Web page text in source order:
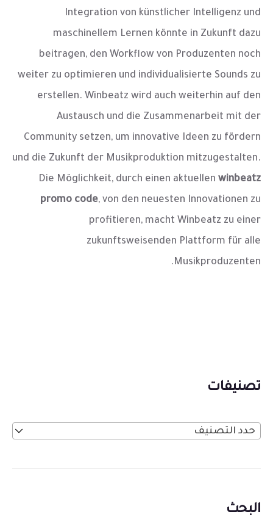
Integration von künstlicher Intelligenz und
maschinellem Lernen könnte in Zukunft dazu
beitragen, den Workflow von Produzenten noch
weiter zu optimieren und individualisierte Sounds zu
erstellen. Winbeatz wird auch weiterhin auf den
Austausch und die Zusammenarbeit mit der
Community setzen, um innovative Ideen zu fördern
und die Zukunft der Musikproduktion mitzugestalten.
Die Möglichkeit, durch einen aktuellen winbeatz
promo code, von den neuesten Innovationen zu
profitieren, macht Winbeatz zu einer
zukunftsweisenden Plattform für alle
Musikproduzenten.
تصنيفات
حدد التصنيف
البحث